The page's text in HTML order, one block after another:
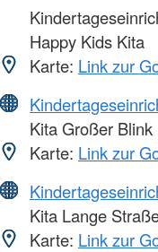
Happy Kids Kita
Karte: Link zur
Kita Großer Blink
Karte: Link zur
Kita Lange
Karte: Link zur